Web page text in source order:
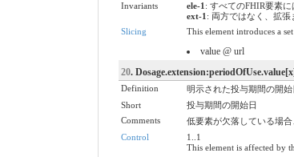
Invariants
ele-1 : すべてのFHIR要素に
ext-1 : 両方ではなく、拡張
Slicing
This element introduces a
value @ url
20.
Definition
明示された投与期間の開始
Short
投与期間の開始日
Comments
低要素が欠落している場合
Control
1..1
This element is affected by